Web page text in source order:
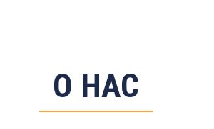
О НАС